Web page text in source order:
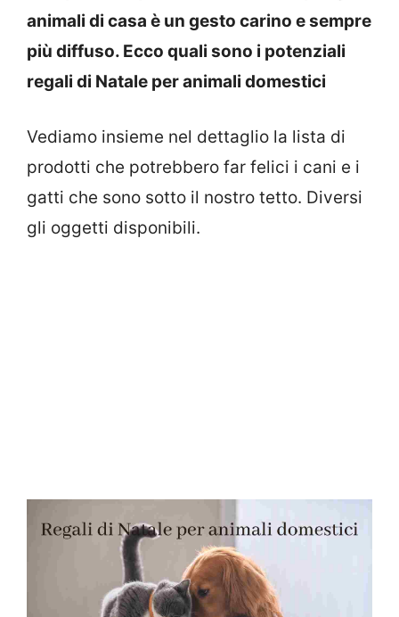
animali di casa è un gesto carino e sempre
più diffuso. Ecco quali sono i potenziali
regali di Natale per animali domestici
Vediamo insieme nel dettaglio la lista di
prodotti che potrebbero far felici i cani e i
gatti che sono sotto il nostro tetto. Diversi
gli oggetti disponibili.